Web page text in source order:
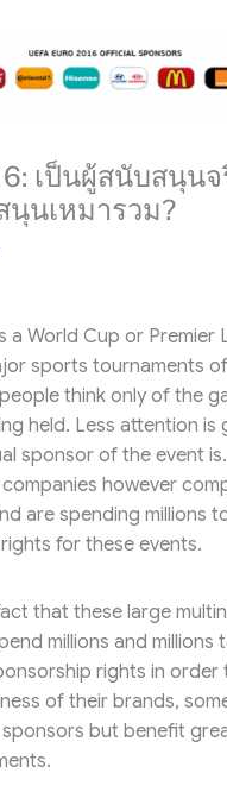
เป็นผู้สนับสนุน
นุนเหมารวม?
a World Cup or Premier
sports tournaments
think only of the
held. Less attention is
sponsor of the event
however
are spending millions
for these events.
that these large
millions and millions
rights in order
of their brands,
but benefit